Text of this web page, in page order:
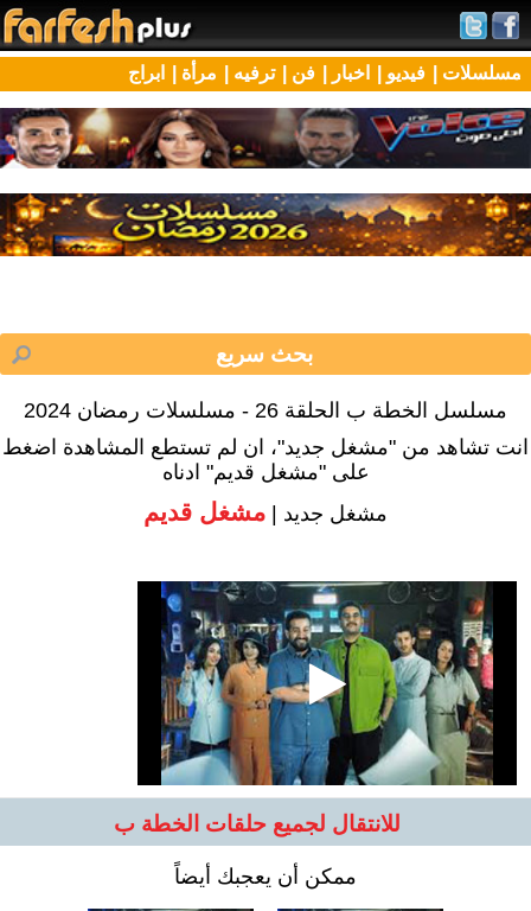
مسلسلات | فيديو | اخبار | فن | ترفيه | مرأة | ابراج
مسلسل الخطة ب الحلقة 26 - مسلسلات رمضان 2024
انت تشاهد من "مشغل جديد"، ان لم تستطع المشاهدة اضغط
على "مشغل قديم" ادناه
مشغل جديد | مشغل قديم
للانتقال لجميع حلقات الخطة ب
ممكن أن يعجبك أيضاً